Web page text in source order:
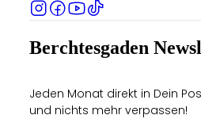
Berchtesgaden
Jeden Monat direkt in Dein
und nichts mehr verpassen!